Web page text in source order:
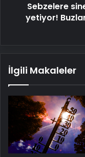
yeşillikler
Sebzelere
yetiyor!
İlgili Makaleler